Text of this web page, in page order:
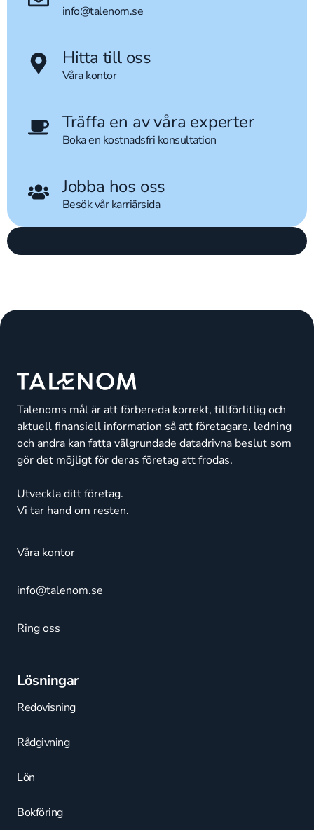
info@talenom.se
Hitta till oss
Våra kontor
Träffa en av våra experter
Boka en kostnadsfri konsultation
Jobba hos oss
Besök vår karriärsida
Talenoms mål är att förbereda korrekt, tillförlitlig och
aktuell finansiell information så att företagare, ledning
och andra kan fatta välgrundade datadrivna beslut som
gör det möjligt för deras företag att frodas.
Utveckla ditt företag.
Vi tar hand om resten.
Våra kontor
info@talenom.se
Ring oss
Lösningar
Redovisning
Rådgivning
Lön
Bokföring